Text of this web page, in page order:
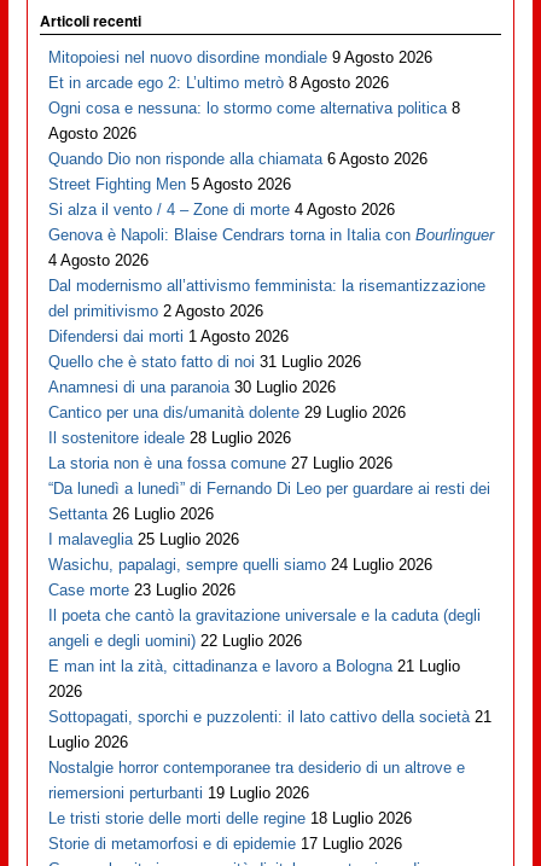
Articoli recenti
Mitopoiesi nel nuovo disordine mondiale 9 Agosto 2026
Et in arcade ego 2: L’ultimo metrò 8 Agosto 2026
Ogni cosa e nessuna: lo stormo come alternativa politica 8
Agosto 2026
Quando Dio non risponde alla chiamata 6 Agosto 2026
Street Fighting Men 5 Agosto 2026
Si alza il vento / 4 – Zone di morte 4 Agosto 2026
Genova è Napoli: Blaise Cendrars torna in Italia conBourlinguer
4 Agosto 2026
Dal modernismo all’attivismo femminista: la risemantizzazione
del primitivismo 2 Agosto 2026
Difendersi dai morti 1 Agosto 2026
Quello che è stato fatto di noi 31 Luglio 2026
Anamnesi di una paranoia 30 Luglio 2026
Cantico per una dis/umanità dolente 29 Luglio 2026
Il sostenitore ideale 28 Luglio 2026
La storia non è una fossa comune 27 Luglio 2026
“Da lunedì a lunedì” di Fernando Di Leo per guardare ai resti dei
Settanta 26 Luglio 2026
I malaveglia 25 Luglio 2026
Wasichu, papalagi, sempre quelli siamo 24 Luglio 2026
Case morte 23 Luglio 2026
Il poeta che cantò la gravitazione universale e la caduta (degli
angeli e degli uomini) 22 Luglio 2026
E man int la zità, cittadinanza e lavoro a Bologna 21 Luglio
2026
Sottopagati, sporchi e puzzolenti: il lato cattivo della società 21
Luglio 2026
Nostalgie horror contemporanee tra desiderio di un altrove e
riemersioni perturbanti 19 Luglio 2026
Le tristi storie delle morti delle regine 18 Luglio 2026
Storie di metamorfosi e di epidemie 17 Luglio 2026